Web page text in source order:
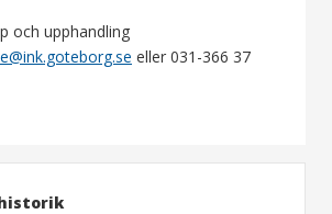
och upphandling
eller 031-366 37